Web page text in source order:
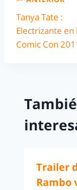
Tanya Tate :
Electrizante en
Comic Con
Trailer
Rambo